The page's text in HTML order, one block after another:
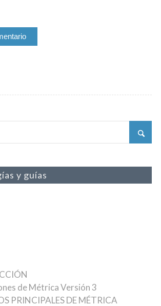
y guías
de Métrica Versión 3
PRINCIPALES DE MÉTRICA